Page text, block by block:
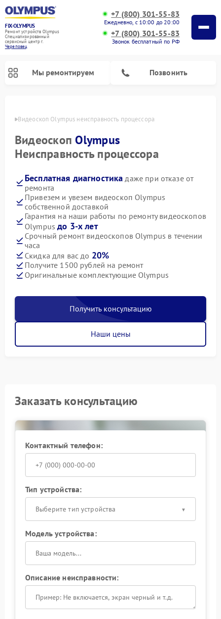
FIX-OLYMPUS
Ремонт устройств Olympus
Специализированный
cервисный центр г.
Череповец
+7 (800) 301-55-83
Ежедневно, с 10:00 до 20:00
+7 (800) 301-55-83
Звонок бесплатный по РФ
Мы ремонтируем Позвонить
Видеоскоп Olympus неисправность процессора
Видеоскоп Olympus
Неисправность процессора
Бесплатная диагностика даже при отказе от
ремонта
Привезем и увезем видеоскоп Olympus
собственной доставкой
Гарантия на наши работы по ремонту видеоскопов
Olympusдо 3-х лет
Срочный ремонт видеоскопов Olympus в течении
часа
Скидка для вас до 20%
Получите 1500 рублей на ремонт
Оригинальные комплектующие Olympus
Получить консультацию
Наши цены
Заказать консультацию
Контактный телефон:
Тип устройства:
Выберите тип устройства
Модель устройства:
Описание неисправности: